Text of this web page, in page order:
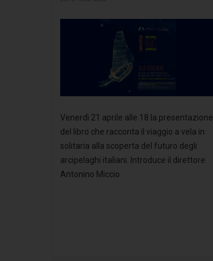
Venerdì 21 aprile alle 18 la presentazione
del libro che racconta il viaggio a vela in
solitaria alla scoperta del futuro degli
arcipelaghi italiani. Introduce il direttore
Antonino Miccio